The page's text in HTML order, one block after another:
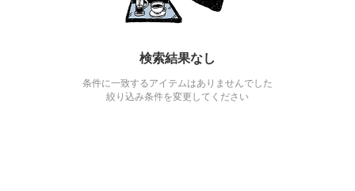
検索結果なし
条件に一致するアイテムはありませんでした
絞り込み条件を変更してください